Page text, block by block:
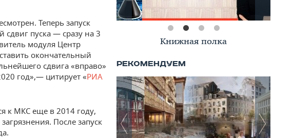
Теперь запуск
пуска — сразу на 3
модуля Центр
окончательный
сдвига «вправо»
год»,— цитирует «РИА
к МКС еще в 2014 году,
После запуск
Книжная полка